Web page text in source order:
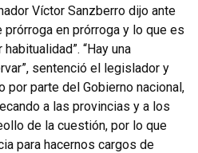
Víctor Sanzberro dijo ante
en prórroga y lo que es
“Hay una
sentenció el legislador y
por parte del Gobierno nacional,
a las provincias y a los
de la cuestión, por lo que
para hacernos cargos de